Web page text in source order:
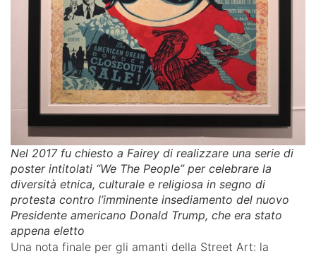
Nel 2017 fu chiesto a Fairey di realizzare una serie di
poster intitolati “We The People” per celebrare la
diversità etnica, culturale e religiosa in segno di
protesta contro l’imminente insediamento del nuovo
Presidente americano Donald Trump, che era stato
appena eletto
Una nota finale per gli amanti della Street Art: la